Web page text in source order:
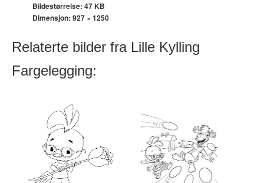
Bildestørrelse: 47 KB
Dimensjon: 927 × 1250
Relaterte bilder fra Lille Kylling
Fargelegging: